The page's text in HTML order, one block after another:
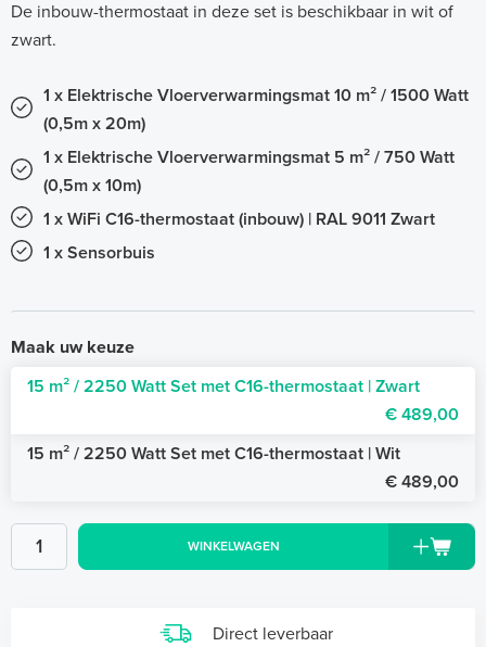
De inbouw-thermostaat in deze set is beschikbaar in wit of
zwart.
1 x Elektrische Vloerverwarmingsmat 10 m² / 1500 Watt
(0,5m x 20m)
1 x Elektrische Vloerverwarmingsmat 5 m² / 750 Watt
(0,5m x 10m)
1 x WiFi C16-thermostaat (inbouw) | RAL 9011 Zwart
1 x Sensorbuis
Maak uw keuze
15 m² / 2250 Watt Set met C16-thermostaat | Zwart
€ 489,00
15 m² / 2250 Watt Set met C16-thermostaat | Wit
€ 489,00
WINKELWAGEN
Direct leverbaar